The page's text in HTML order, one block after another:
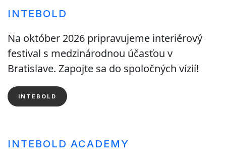
INTEBOLD
Na október 2026 pripravujeme interiérový
festival s medzinárodnou účasťou v
Bratislave. Zapojte sa do spoločných vízií!
INTEBOLD
INTEBOLD ACADEMY